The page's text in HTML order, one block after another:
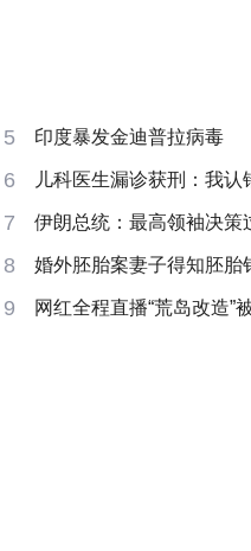
5 印度暴发金迪普拉病毒
6 儿科医生漏诊获刑：我认
7 伊朗总统：最高领袖决策过
8 婚外胚胎案妻子得知胚胎
9 网红全程直播“荒岛改造”